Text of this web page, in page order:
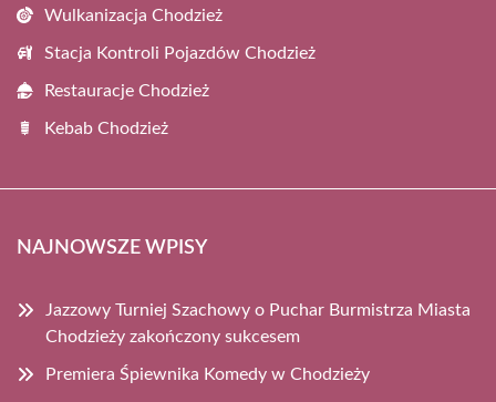
Wulkanizacja Chodzież
Stacja Kontroli Pojazdów Chodzież
Restauracje Chodzież
Kebab Chodzież
NAJNOWSZE WPISY
Jazzowy Turniej Szachowy o Puchar Burmistrza Miasta
Chodzieży zakończony sukcesem
Premiera Śpiewnika Komedy w Chodzieży